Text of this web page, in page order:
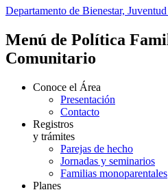
Departamento de Bienestar,
Menú de Política
Comunitario
Conoce el Área
Presentación
Contacto
Registros
y trámites
Parejas de hecho
Jornadas y seminarios
Familias monoparentales
Planes